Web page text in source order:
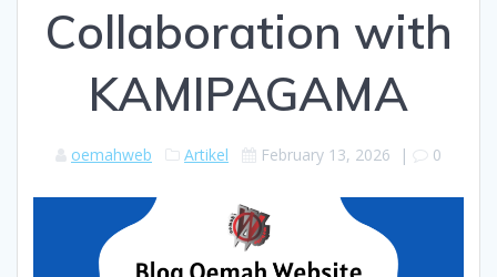
Collaboration with
KAMIPAGAMA
oemahweb Artikel February 13, 2026 | 0